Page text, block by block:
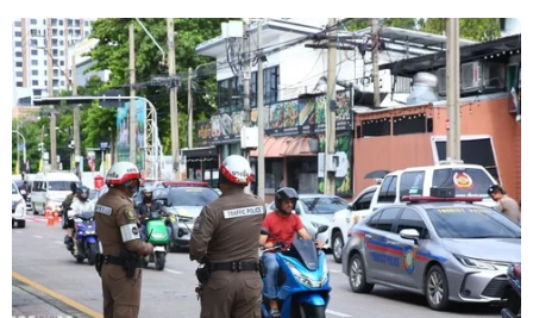
Cảnh sát giao thông Hà Nội giúp dân vượt qua chỗ ngập tại
phố Lý Thường Kiệt-Phan Bội Châu. (Ảnh: Doãn Tấn/TTXVN)
Theo Trung tâm Dự báo Khí tượng Thủy văn
Trung ương, mưa dông diện rộng ở các tỉnh Bắc